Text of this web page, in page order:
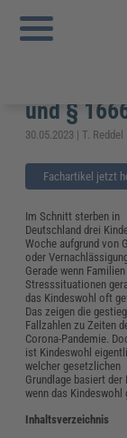
Sie sind hier:
Kinderrechte –
und §
30.05.2023 | T.
Fachartikel jetzt
Im Schnitt sterben in
Deutschland drei
Woche aufgrund von
oder
Gerade wenn
Stresssituationen
das Kindeswohl oft
Das zeigen die
Fallzahlen zu Zeiten
Corona-Pandemie.
ist Kindeswohl
welcher gesetzlichen
Grundlage basiert
wenn das Kindeswohl
Inhaltsverzeichnis